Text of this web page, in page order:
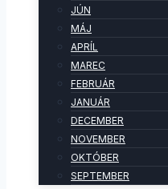
JÚN
MÁJ
APRÍL
MAREC
FEBRUÁR
JANUÁR
DECEMBER
NOVEMBER
OKTÓBER
SEPTEMBER